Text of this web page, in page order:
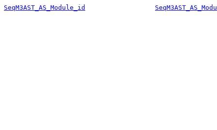
SeqM3AST_AS_Module_id